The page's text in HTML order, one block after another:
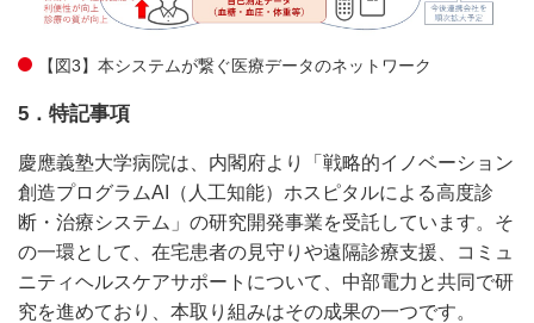
【図3】本システムが繋ぐ医療データのネットワーク
5．特記事項
慶應義塾大学病院は、内閣府より「戦略的イノベーション
創造プログラムAI（人工知能）ホスピタルによる高度診
断・治療システム」の研究開発事業を受託しています。そ
の一環として、在宅患者の見守りや遠隔診療支援、コミュ
ニティヘルスケアサポートについて、中部電力と共同で研
究を進めており、本取り組みはその成果の一つです。